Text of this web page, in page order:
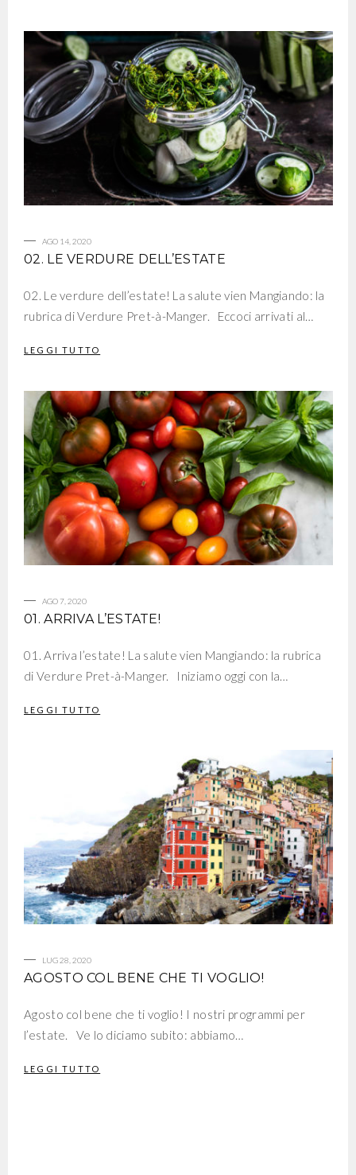
AGO 14, 2020
02. LE VERDURE DELL’ESTATE
02. Le verdure dell’estate! La salute vien Mangiando: la
rubrica di Verdure Pret-à-Manger. Eccoci arrivati al…
LEGGI TUTTO
AGO 7, 2020
01. ARRIVA L’ESTATE!
01. Arriva l’estate! La salute vien Mangiando: la rubrica
di Verdure Pret-à-Manger. Iniziamo oggi con la…
LEGGI TUTTO
LUG 28, 2020
AGOSTO COL BENE CHE TI VOGLIO!
Agosto col bene che ti voglio! I nostri programmi per
l’estate. Ve lo diciamo subito: abbiamo…
LEGGI TUTTO